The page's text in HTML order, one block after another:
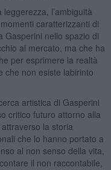
l’ambiguità
caratterizzanti di
Gasperini nello spazio di
al mercato, ma che ha
per esprimere la realtà
che non esiste labirinto
artistica di Gasperini
critico futuro attorno alla
la storia
che lo hanno portato a
al non senso della vita,
il non raccontabile,